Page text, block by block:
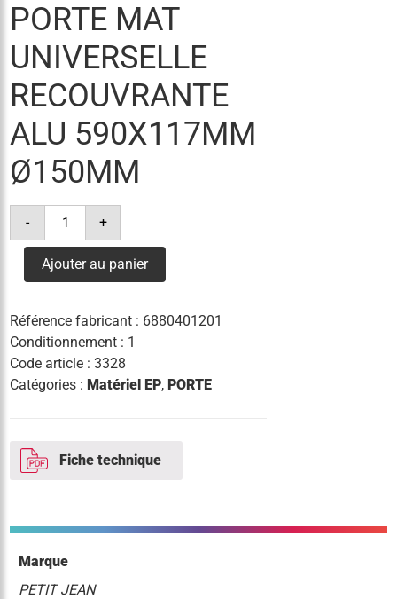
PORTE MAT
UNIVERSELLE
RECOUVRANTE
ALU 590X117MM
Ø150MM
-
quantité
porte
universelle
recouvrante
ø150mm
+
Ajouter au panier
Référence fabricant : 6880401201
Conditionnement : 1
Code article :3328
Catégories : Matériel EP, PORTE
Fiche technique
Marque
PETIT JEAN